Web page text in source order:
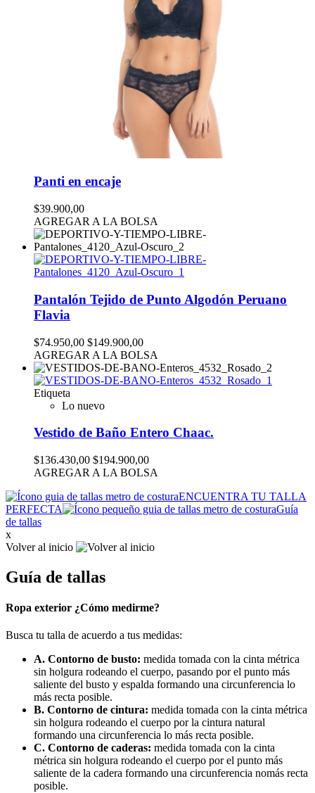
Panti en encaje
$39.900,00
AGREGAR A LA BOLSA
Pantalón Tejido de Punto Algodón Peruano
Flavia
$74.950,00 $149.900,00
AGREGAR A LA BOLSA
Etiqueta
Lo nuevo
Vestido de Baño Entero Chaac.
$136.430,00 $194.900,00
AGREGAR A LA BOLSA
ENCUENTRA TU TALLA
PERFECTA
Guía
de tallas
x
Volver al inicio
Guía de tallas
Ropa exterior ¿Cómo medirme?
Busca tu talla de acuerdo a tus medidas:
A. Contorno de busto: medida tomada con la cinta métrica
sin holgura rodeando el cuerpo, pasando por el punto más
saliente del busto y espalda formando una circunferencia lo
más recta posible.
B. Contorno de cintura: medida tomada con la cinta métrica
sin holgura rodeando el cuerpo por la cintura natural
formando una circunferencia lo más recta posible.
C. Contorno de caderas: medida tomada con la cinta
métrica sin holgura rodeando el cuerpo por el punto más
saliente de la cadera formando una circunferencia nomás recta
posible.